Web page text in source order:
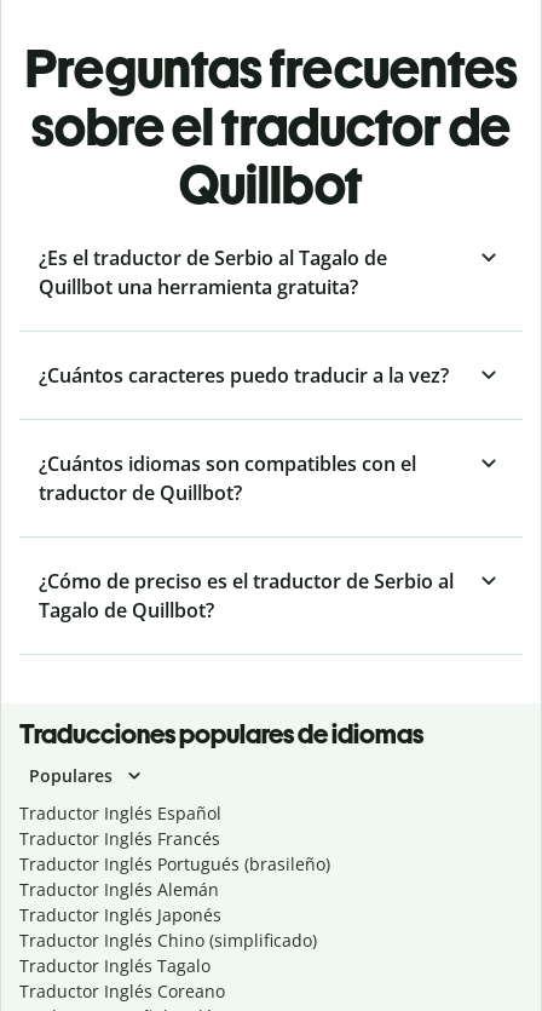
Preguntas frecuentes
sobre el traductor de
Quillbot
¿Es el traductor de Serbio al Tagalo de
Quillbot una herramienta gratuita?
¿Cuántos caracteres puedo traducir a la vez?
¿Cuántos idiomas son compatibles con el
traductor de Quillbot?
¿Cómo de preciso es el traductor de Serbio al
Tagalo de Quillbot?
Traducciones populares de idiomas
Populares
Traductor Inglés Español
Traductor Inglés Francés
Traductor Inglés Portugués (brasileño)
Traductor Inglés Alemán
Traductor Inglés Japonés
Traductor Inglés Chino (simplificado)
Traductor Inglés Tagalo
Traductor Inglés Coreano